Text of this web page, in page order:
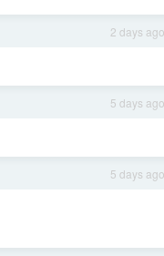
2 days ago
5 days ago
5 days ago